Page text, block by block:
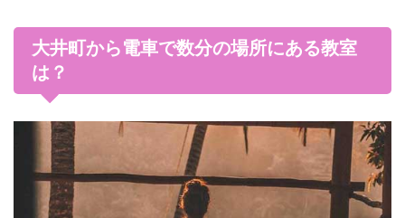
大井町から電車で数分の場所にある教室
は？